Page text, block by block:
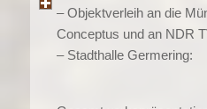
– Objektverleih an die
Conceptus und an NDR
– Stadthalle Germering: